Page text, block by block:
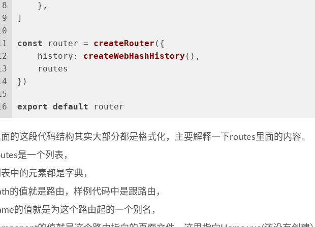
8
9
},
]
const router = createRouter ({
history : createWebHashHistory (),
routes
})
export default router
的这段代码结构其实大部分都是格式化，主要解释一下routes里面的内容。
是一个列表，
中的元素都是字典，
的值就是路由，样例代码中是跟路由，
的值就是为这个路由起的一个别名，